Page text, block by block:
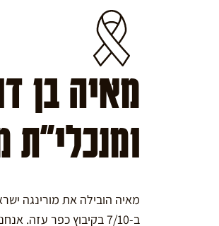
מאיה בן
ומנכלי"ת
מאיה הובילה את מורינגה
ב-7/10 בקיבוץ כפר עזה. אנחנו כאן להמשיך את דרכה במורינגה.